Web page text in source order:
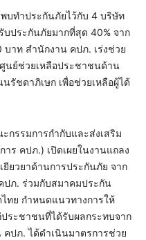
บทำประกันภัยไว้กับ 4 บริษัท
บประกันภัยมากที่สุด 40% จาก
าท สำนักงาน คปภ. เร่งช่วย
นย์ช่วยเหลือประชาชนด้าน
รัชดาภิเษก เพื่อช่วยเหลือผู้ได้
รรมการกำกับและส่งเสริม
ร คปภ.) เปิดเผยในงานแถลง
ยวยาด้านการประกันภัย จาก
ปภ. ร่วมกับสมาคมประกัน
ทย กำหนดแนวทางการให้
ระชาชนที่ได้รับผลกระทบจาก
ปภ. ได้ดำเนินมาตรการช่วย